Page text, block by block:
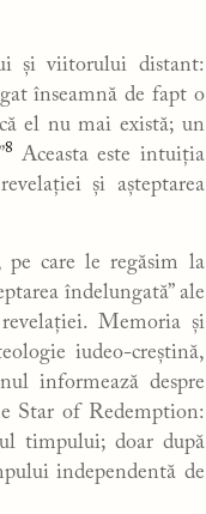
și viitorului distant:
înseamnă de fapt o
el nu mai există; un
8 Aceasta este intuiția
și așteptarea
care le regăsim la
îndelungată” ale
Memoria și
iudeo-creștină,
informează despre
Star of Redemption:
timpului; doar după
independentă de